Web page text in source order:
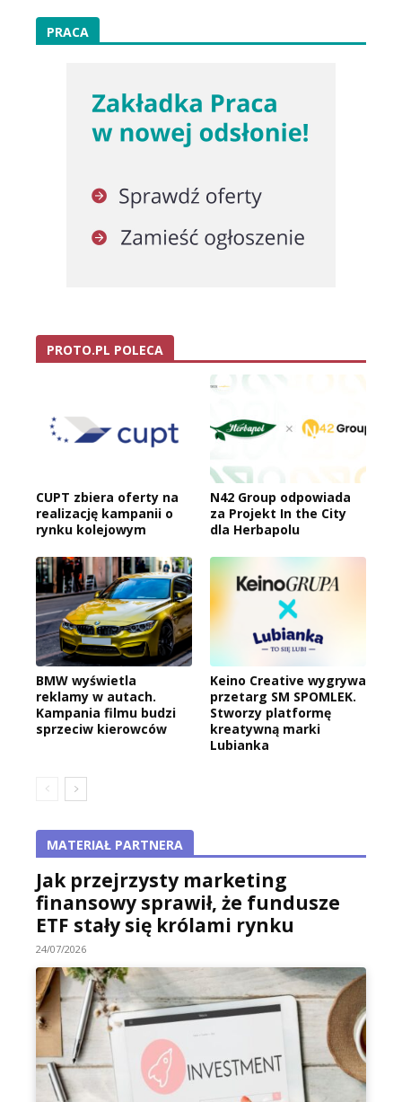
PRACA
PROTO.PL POLECA
CUPT zbiera oferty na
realizację kampanii o
rynku kolejowym
N42 Group odpowiada
za Projekt In the City
dla Herbapolu
BMW wyświetla
reklamy w autach.
Kampania filmu budzi
sprzeciw kierowców
Keino Creative wygrywa
przetarg SM SPOMLEK.
Stworzy platformę
kreatywną marki
Lubianka
MATERIAŁ PARTNERA
Jak przejrzysty marketing
finansowy sprawił, że fundusze
ETF stały się królami rynku
24/07/2026